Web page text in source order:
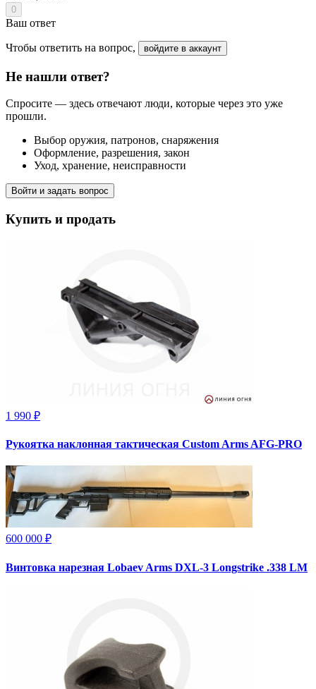
0
Ваш ответ
Чтобы ответить на вопрос, войдите в аккаунт
Не нашли ответ?
Спросите — здесь отвечают люди, которые через это уже
прошли.
Выбор оружия, патронов, снаряжения
Оформление, разрешения, закон
Уход, хранение, неисправности
Войти и задать вопрос
Купить и продать
1 990 ₽
Рукоятка наклонная тактическая Custom Arms AFG-PRO
600 000 ₽
Винтовка нарезная Lobaev Arms DXL-3 Longstrike .338 LM